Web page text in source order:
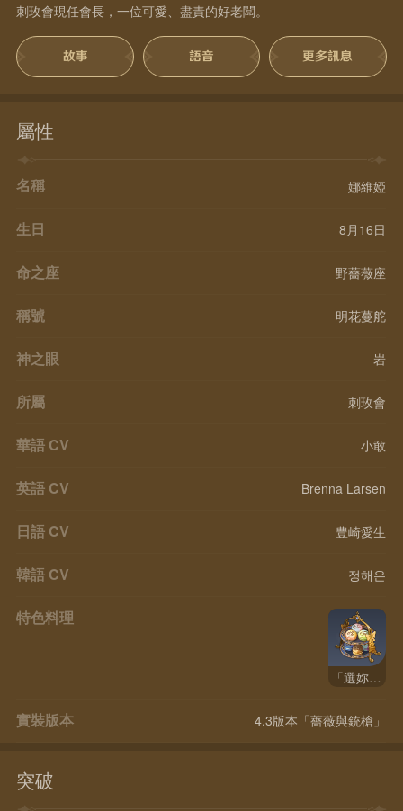
刺玫會現任會長，一位可愛、盡責的好老闆。
故事 語音 更多訊息
屬性
名稱 娜維婭
生日 8月16日
命之座 野薔薇座
稱號 明花蔓舵
神之眼 岩
所屬 刺玫會
華語 CV 小敢
英語 CV Brenna Larsen
日語 CV 豊崎愛生
韓語 CV 정해은
特色料理
「選妳/你喜歡的！」
實裝版本 4.3版本「薔薇與銃槍」
突破